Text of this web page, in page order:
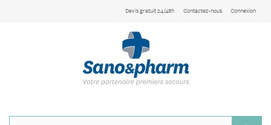
Connexion
Contactez-nous
Devis gratuit 24/48h